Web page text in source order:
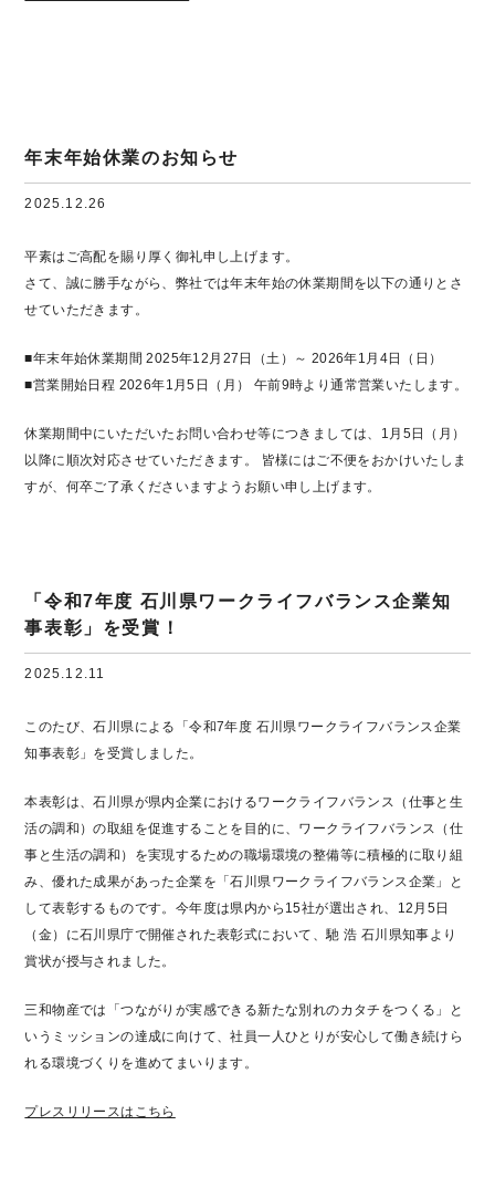
年末年始休業のお知らせ
2025.12.26
平素はご高配を賜り厚く御礼申し上げます。
さて、誠に勝手ながら、弊社では年末年始の休業期間を以下の通りとさ
せていただきます。
■年末年始休業期間 2025年12月27日（土）～ 2026年1月4日（日）
■営業開始日程 2026年1月5日（月） 午前9時より通常営業いたします。
休業期間中にいただいたお問い合わせ等につきましては、1月5日（月）
以降に順次対応させていただきます。 皆様にはご不便をおかけいたしま
すが、何卒ご了承くださいますようお願い申し上げます。
「令和7年度 石川県ワークライフバランス企業知
事表彰」を受賞！
2025.12.11
このたび、石川県による「令和7年度 石川県ワークライフバランス企業
知事表彰」を受賞しました。
本表彰は、石川県が県内企業におけるワークライフバランス（仕事と生
活の調和）の取組を促進することを目的に、ワークライフバランス（仕
事と生活の調和）を実現するための職場環境の整備等に積極的に取り組
み、優れた成果があった企業を「石川県ワークライフバランス企業」と
して表彰するものです。今年度は県内から15社が選出され、12月5日
（金）に石川県庁で開催された表彰式において、馳 浩 石川県知事より
賞状が授与されました。
三和物産では「つながりが実感できる新たな別れのカタチをつくる」と
いうミッションの達成に向けて、社員一人ひとりが安心して働き続けら
れる環境づくりを進めてまいります。
プレスリリースはこちら